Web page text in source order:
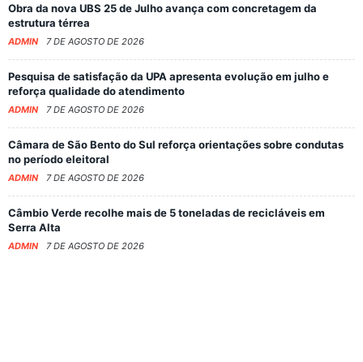
Obra da nova UBS 25 de Julho avança com concretagem da
estrutura térrea
ADMIN 7 DE AGOSTO DE 2026
Pesquisa de satisfação da UPA apresenta evolução em julho e
reforça qualidade do atendimento
ADMIN 7 DE AGOSTO DE 2026
Câmara de São Bento do Sul reforça orientações sobre condutas
no período eleitoral
ADMIN 7 DE AGOSTO DE 2026
Câmbio Verde recolhe mais de 5 toneladas de recicláveis em
Serra Alta
ADMIN 7 DE AGOSTO DE 2026